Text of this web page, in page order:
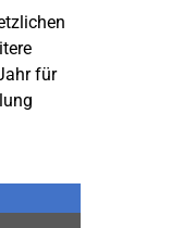
für